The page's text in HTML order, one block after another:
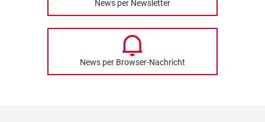
News per Newsletter
News per Browser-Nachricht